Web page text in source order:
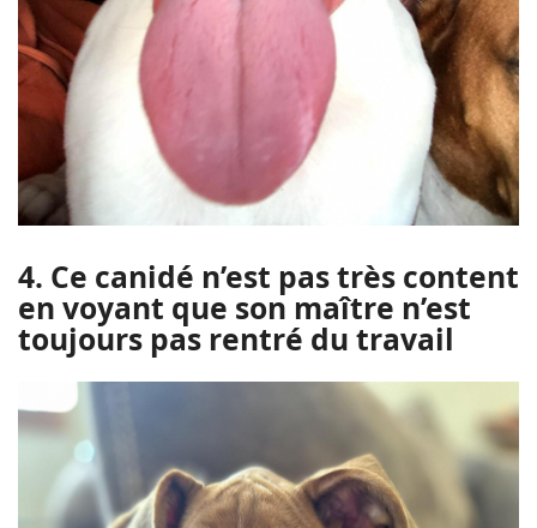
4. Ce canidé n’est pas très content
en voyant que son maître n’est
toujours pas rentré du travail